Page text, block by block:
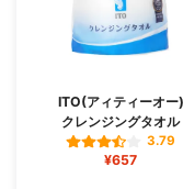
ITO(アィティーオー)
クレンジングタオル
3.79
¥657